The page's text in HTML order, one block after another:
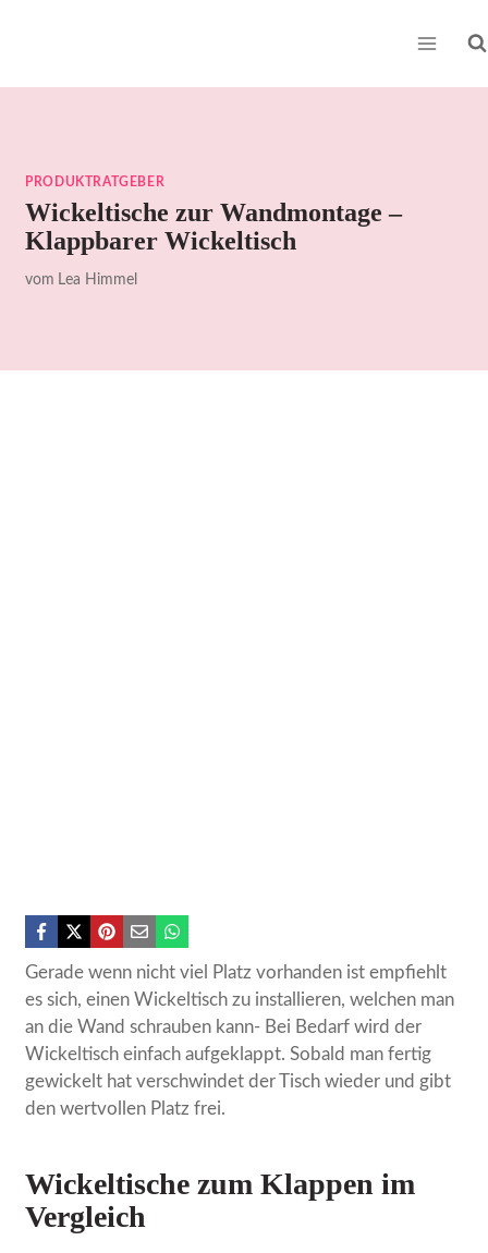
PRODUKTRATGEBER
Wickeltische zur Wandmontage –
Klappbarer Wickeltisch
vom Lea Himmel
Gerade wenn nicht viel Platz vorhanden ist empfiehlt
es sich, einen Wickeltisch zu installieren, welchen man
an die Wand schrauben kann- Bei Bedarf wird der
Wickeltisch einfach aufgeklappt. Sobald man fertig
gewickelt hat verschwindet der Tisch wieder und gibt
den wertvollen Platz frei.
Wickeltische zum Klappen im
Vergleich